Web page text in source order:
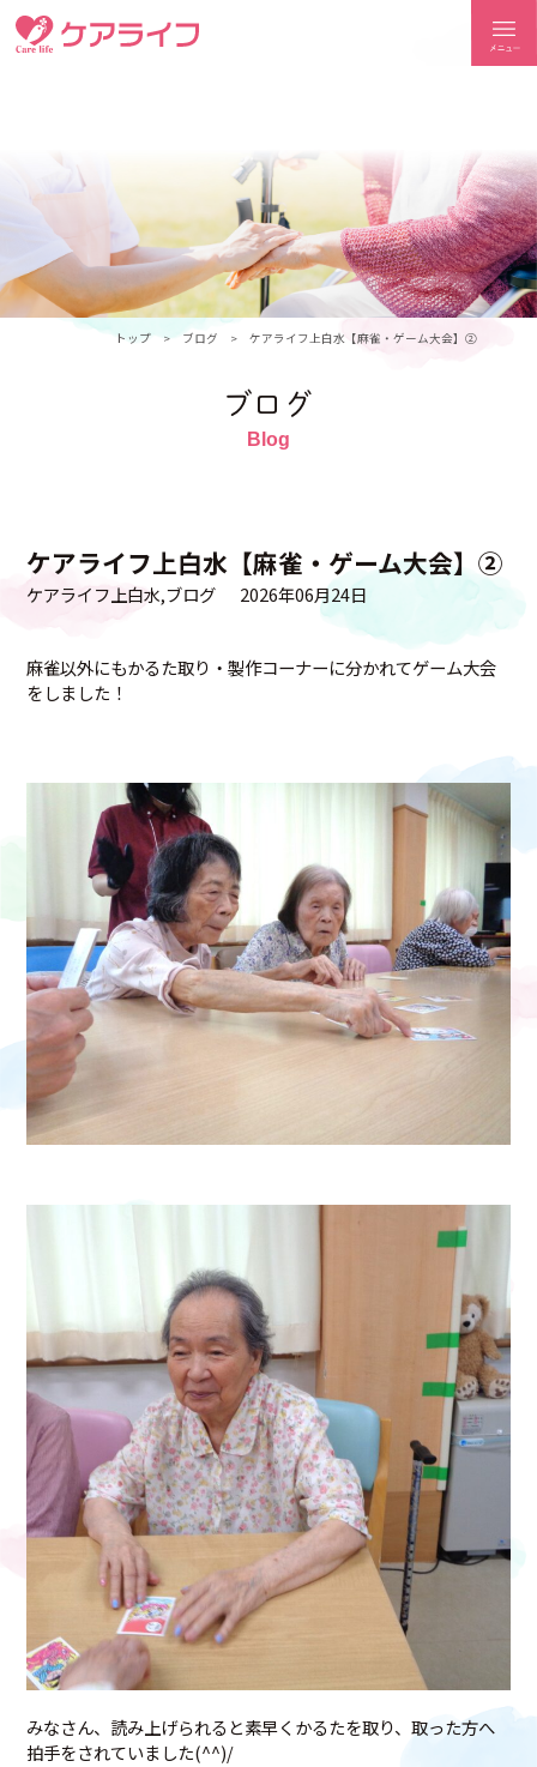
トップ ブログ ケアライフ上白水【麻雀・ゲーム大会】②
ブログ
ケアライフ上白水【麻雀・ゲーム大会】②
ケアライフ上白水 ブログ 2026年06月24日
麻雀以外にもかるた取り・製作コーナーに分かれてゲーム大会
をしました！
みなさん、読み上げられると素早くかるたを取り、取った方へ
拍手をされていました(^^)/